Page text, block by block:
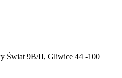
Świat 9B/II, Gliwice 44 -100